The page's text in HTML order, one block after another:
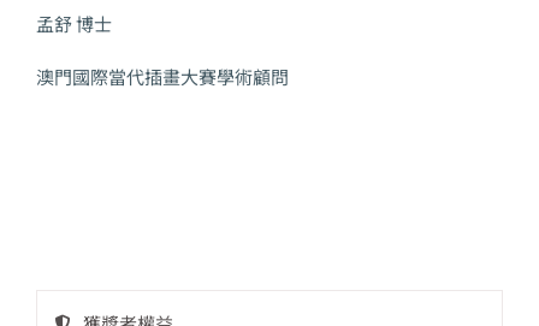
孟舒 博士
澳門國際當代插畫大賽學術顧問